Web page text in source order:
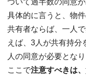
づいて過半数の同意が
具体的に言うと、物
共有者ならば、一人
えば、3人が共有持分
人の同意が必要となり
ここで注意すべきは